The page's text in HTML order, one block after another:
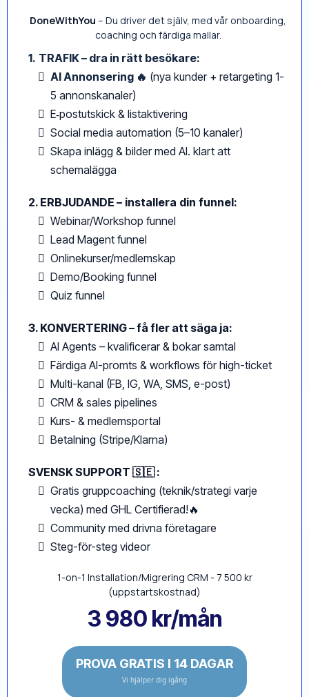
DoneWithYou – Du driver det själv, med vår onboarding,
coaching och färdiga mallar.
1. TRAFIK – dra in rätt besökare:
AI Annonsering 🔥 (nya kunder + retargeting 1-
5 annonskanaler)
E‑postutskick & listaktivering
Social media automation (5–10 kanaler)
Skapa inlägg & bilder med AI. klart att
schemalägga
2. ERBJUDANDE – installera din funnel:
Webinar/Workshop funnel
Lead Magent funnel
Onlinekurser/medlemskap
Demo/Booking funnel
Quiz funnel
3. KONVERTERING – få fler att säga ja:
AI Agents – kvalificerar & bokar samtal
Färdiga AI-promts & workflows för high-ticket
Multi-kanal (FB, IG, WA, SMS, e-post)
CRM & sales pipelines
Kurs- & medlemsportal
Betalning (Stripe/Klarna)
SVENSK SUPPORT 🇸🇪 :
Gratis gruppcoaching (teknik/strategi varje
vecka) med GHL Certifierad!🔥
Community med drivna företagare
Steg-för-steg videor
1-on-1 Installation/Migrering CRM - 7 500 kr
(uppstartskostnad)
3 980 kr/mån
PROVA GRATIS I 14 DAGAR
Vi hjälper dig igång